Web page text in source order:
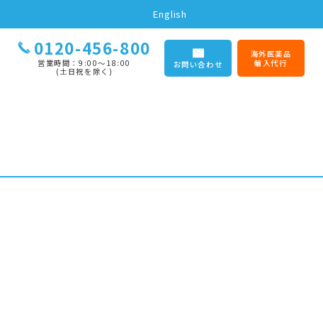
English
0120-456-800
営業時間：9:00〜18:00
(土日祝を除く)
お問い合わせ
海外医薬品
輸入代行